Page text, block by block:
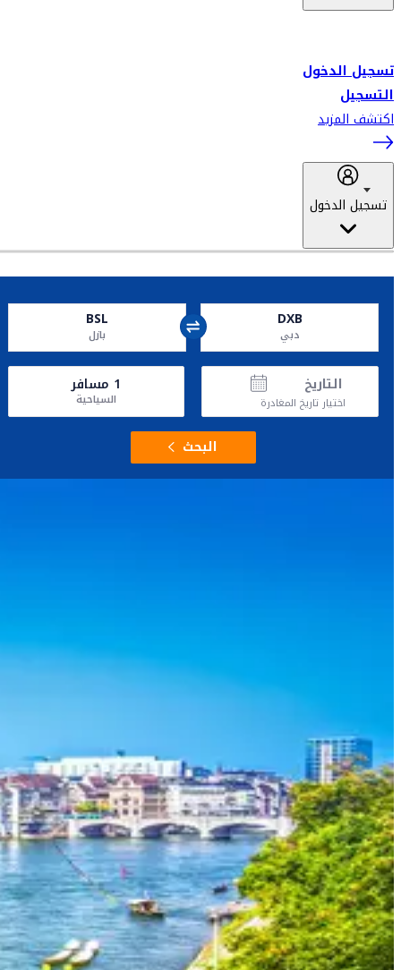
تسجيل الدخول
التسجيل
اكتشف المزيد
تسجيل الدخول
DXB
دبي
BSL
بازل
التاريخ
اختيار تاريخ المغادرة
1 مسافر
السياحية
البحث